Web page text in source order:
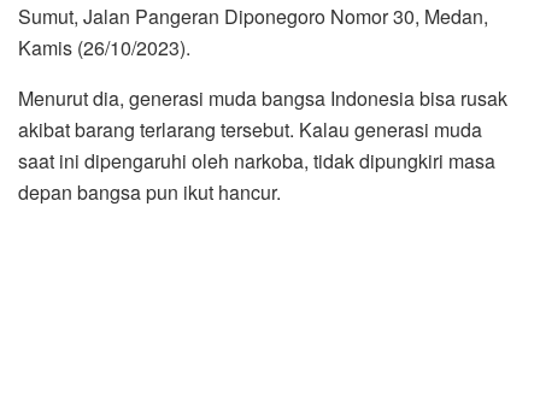
Sumut, Jalan Pangeran Diponegoro Nomor 30, Medan,
Kamis (26/10/2023).
Menurut dia, generasi muda bangsa Indonesia bisa rusak
akibat barang terlarang tersebut. Kalau generasi muda
saat ini dipengaruhi oleh narkoba, tidak dipungkiri masa
depan bangsa pun ikut hancur.